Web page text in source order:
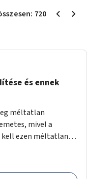
720
és ennek
méltatlan
mivel a
kell ezen méltatlan,
megfelelő